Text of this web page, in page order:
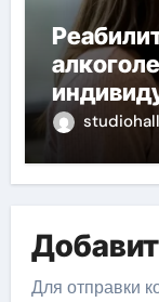
Для отправки